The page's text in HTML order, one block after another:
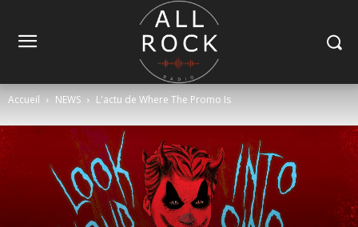
Accueil NEWS L'actu de Where The Promo Is